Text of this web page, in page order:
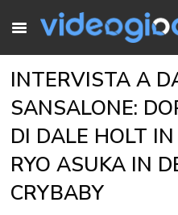
INTERVISTA A
SANSALONE:
DI DALE HOLT
RYO ASUKA IN
CRYBABY